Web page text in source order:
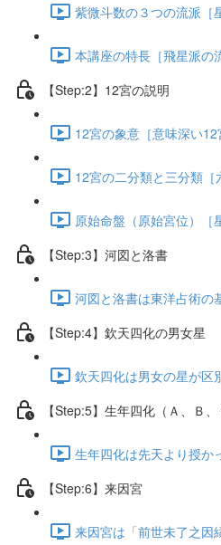
紫微斗数の３つの流派［
本講座の特長［飛星派の
【Step:2】12宮の説明
12宮の象意［意味深い
12宮の二分類と三分類
原始命盤（原始宮位）
【Step:3】河図と洛書
河図と洛書は東洋占術の
【Step:4】欽天四化の男女星
欽天四化は男女の星が区
【Step:5】生年四化（Ａ、Ｂ、
生年四化は先天より授か
【Step:6】来因宮
来因宮は「前世未了之因